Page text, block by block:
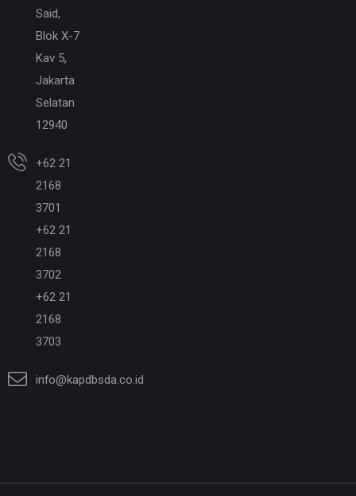
Said,
Blok X-7
Kav 5,
Jakarta
Selatan
12940
+62 21
2168
3701
+62 21
2168
3702
+62 21
2168
3703
info@kapdbsda.co.id